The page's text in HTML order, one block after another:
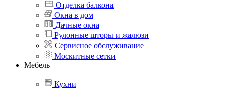
Отделка балкона
Окна в дом
Дачные окна
Рулонные шторы и жалюзи
Сервисное обслуживание
Москитные сетки
Мебель
Кухни